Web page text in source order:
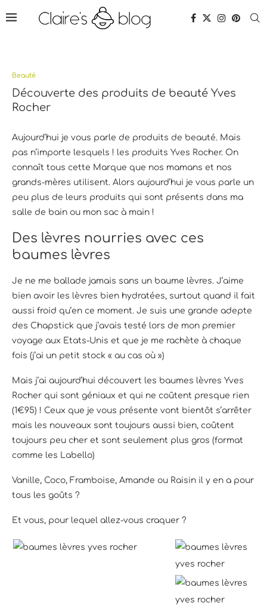
Beauté
Découverte des produits de beauté Yves
Rocher
Aujourd’hui je vous parle de produits de beauté. Mais
pas n’importe lesquels ! les produits Yves Rocher. On
connaît tous cette Marque que nos mamans et nos
grands-mères utilisent. Alors aujourd’hui je vous parle un
peu plus de leurs produits qui sont présents dans ma
salle de bain ou mon sac à main !
Des lèvres nourries avec ces
baumes lèvres
Je ne me ballade jamais sans un baume lèvres. J’aime
bien avoir les lèvres bien hydratées, surtout quand il fait
aussi froid qu’en ce moment. Je suis une grande adepte
des Chapstick que j’avais testé lors de mon premier
voyage aux Etats-Unis et que je me rachète à chaque
fois (j’ai un petit stock « au cas où »)
Mais j’ai aujourd’hui découvert les baumes lèvres Yves
Rocher qui sont géniaux et qui ne coûtent presque rien
(1€95) ! Ceux que je vous présente vont bientôt s’arrêter
mais les nouveaux sont toujours aussi bien, coûtent
toujours peu cher et sont seulement plus gros (format
comme les Labello)
Vanille, Coco, Framboise, Amande ou Raisin il y en a pour
tous les goûts ?
Et vous, pour lequel allez-vous craquer ?